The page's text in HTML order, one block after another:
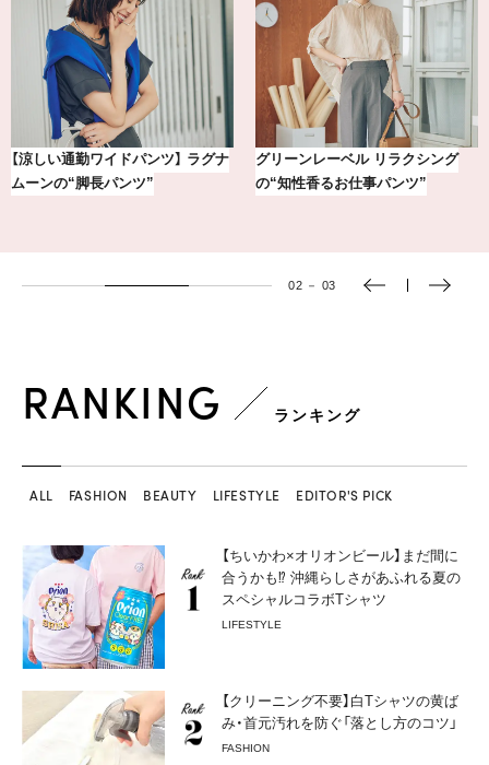
【銀座かねまつ】おしゃれ＆快適な
黒スニーカー4選
気分が上がる「フルラ」のアイウェ
アを「眼鏡市場」で探して。
03 － 03
RANKING ランキング
ALL FASHION BEAUTY LIFESTYLE EDITOR'S PICK
【ちいかわ×オリオンビール】まだ間に
合うかも⁉︎ 沖縄らしさがあふれる夏の
スペシャルコラボTシャツ
LIFESTYLE
【クリーニング不要】白Tシャツの黄ば
み・首元汚れを防ぐ「落とし方のコツ」
FASHION